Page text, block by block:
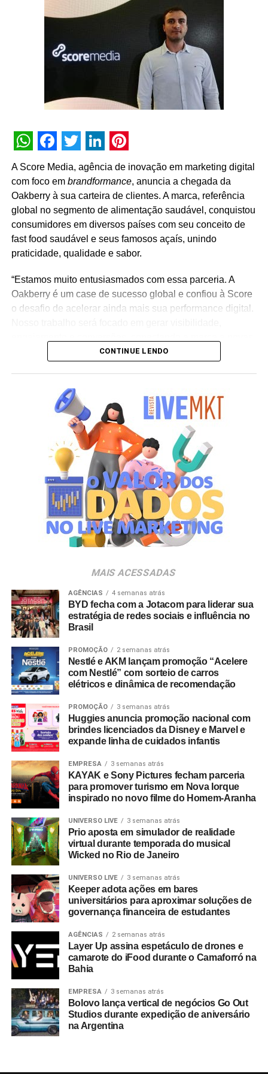
Outro pilar da parceria será a organização e
padronização de dados. “Trabalharemos para corrigir
GTM, eventos, tags e dashboards, eliminando
inconsistências e garantindo análises mais confiáveis”,
detalha o CEO. Com isso, espera-se otimizar campanhas,
aumentar tráfego no e-commerce e na loja, estimular uso
do aplicativo e oferecer relatórios sólidos para diretoria e
WhatsApp
Facebook
Twitter
LinkedIn
Pinterest
A Score Media, agência de inovação em marketing digital
com foco em brandformance, anuncia a chegada da
Oakberry à sua carteira de clientes. A marca, referência
global no segmento de alimentação saudável, conquistou
consumidores em diversos países com seu conceito de
fast food saudável e seus famosos açaís, unindo
praticidade, qualidade e sabor.
“Estamos muito entusiasmados com essa parceria. A
Oakberry é um case de sucesso global e confiou à Score
o desafio de acelerar ainda mais sua performance digital.
audiências e sustentando sua expansão internacional”,
O projeto contempla desde a otimização de campanhas
de mídia paga para maior eficiência em investimento até
o fortalecimento da presença orgânica da marca nos
buscadores e a estruturação de inteligência de negócios
baseada em dados. A proposta é criar um ecossistema
digital robusto que amplifique os diferenciais da Oakberry
e gere impacto direto em seu crescimento global.
Segundo Troitinho, a chegada do novo cliente reforça o
posicionamento da Score Media como parceira de
negócios estratégicos para marcas líderes em seus
setores. “Nosso objetivo é potencializar a presença digital
estratégicas que sustentem sua expansão no Brasil e no
exterior”, completa.
CONTINUE LENDO
MAIS ACESSADAS
AGÊNCIAS 4 semanas atrás
BYD fecha com a Jotacom para liderar sua
estratégia de redes sociais e influência no
Brasil
PROMOÇÃO 2 semanas atrás
Nestlé e AKM lançam promoção “Acelere
com Nestlé” com sorteio de carros
elétricos e dinâmica de recomendação
PROMOÇÃO 3 semanas atrás
Huggies anuncia promoção nacional com
brindes licenciados da Disney e Marvel e
expande linha de cuidados infantis
EMPRESA 3 semanas atrás
KAYAK e Sony Pictures fecham parceria
para promover turismo em Nova Iorque
inspirado no novo filme do Homem-Aranha
UNIVERSO LIVE 3 semanas atrás
Prio aposta em simulador de realidade
virtual durante temporada do musical
Wicked no Rio de Janeiro
UNIVERSO LIVE 3 semanas atrás
Keeper adota ações em bares
universitários para aproximar soluções de
governança financeira de estudantes
AGÊNCIAS 2 semanas atrás
Layer Up assina espetáculo de drones e
camarote do iFood durante o Camaforró na
Bahia
EMPRESA 3 semanas atrás
Bolovo lança vertical de negócios Go Out
Studios durante expedição de aniversário
na Argentina